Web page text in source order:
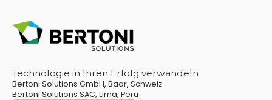
Technologie in Ihren Erfolg verwandeln
Bertoni Solutions GmbH, Baar, Schweiz
Bertoni Solutions SAC, Lima, Peru